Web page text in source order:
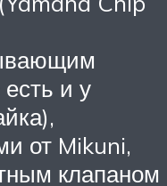
и у
от Mikuni,
клапаном